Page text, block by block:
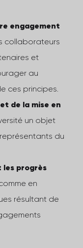
engagement
collaborateurs
et
au
ces principes.
de la mise en
un objet
du
les progrès
en
résultant de